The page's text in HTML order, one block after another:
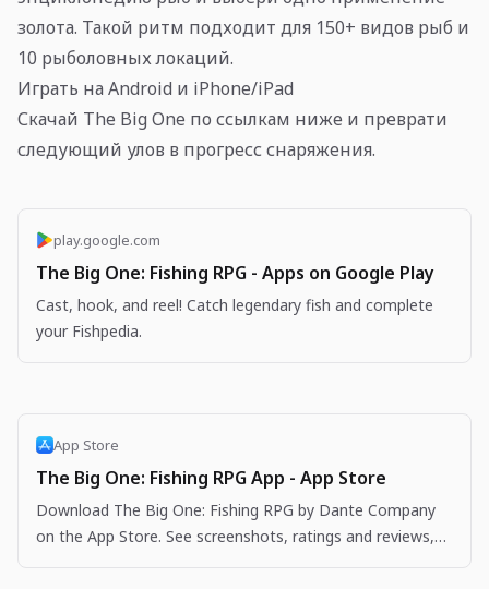
золота. Такой ритм подходит для 150+ видов рыб и
10 рыболовных локаций.
Играть на Android и iPhone/iPad
Скачай The Big One по ссылкам ниже и преврати
следующий улов в прогресс снаряжения.
play.google.com
The Big One: Fishing RPG - Apps on Google Play
Cast, hook, and reel! Catch legendary fish and complete
your Fishpedia.
App Store
The Big One: Fishing RPG App - App Store
Download The Big One: Fishing RPG by Dante Company
on the App Store. See screenshots, ratings and reviews,